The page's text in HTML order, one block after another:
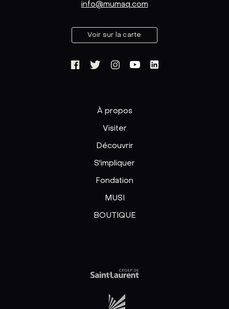
info@mumaq.com
Voir sur la carte
À propos
Visiter
Découvrir
S'impliquer
Fondation
MUSI
BOUTIQUE